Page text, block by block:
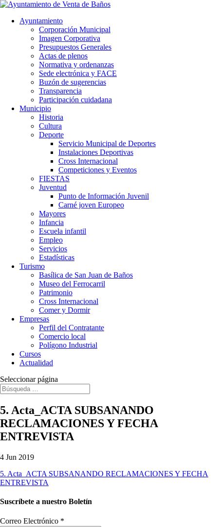
Ayuntamiento
Corporación Municipal
Imagen Corporativa
Presupuestos Generales
Actas de plenos
Normativa y ordenanzas
Sede electrónica y FACE
Buzón de sugerencias
Transparencia
Participación cuidadana
Municipio
Historia
Cultura
Deporte
Servicio Municipal de Deportes
Instalaciones Deportivas
Cross Internacional
Competiciones y Eventos
FIESTAS
Juventud
Punto de Información Juvenil
Carné joven Europeo
Mayores
Infancia
Escuela infantil
Empleo
Servicios
Estadísticas
Turismo
Basílica de San Juan de Baños
Museo del Ferrocarril
Patrimonio
Cross Internacional
Comer y Dormir
Empresas
Perfil del Contratante
Comercio local
Polígono Industrial
Cursos
Actualidad
Seleccionar página
5. Acta_ACTA SUBSANANDO
RECLAMACIONES Y FECHA
ENTREVISTA
4 Jun 2019
5. Acta_ACTA SUBSANANDO RECLAMACIONES Y FECHA
ENTREVISTA
Suscríbete a nuestro Boletín
Correo Electrónico *